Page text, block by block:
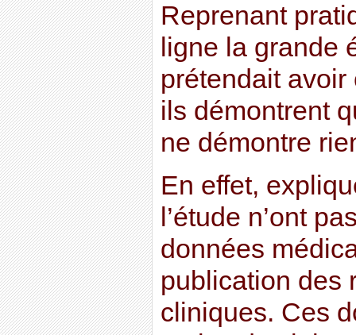
Reprenant
ligne la grande
prétendait
ils démontrent
ne démontre
En effet,
l’étude n’ont
données
publication des
cliniques. Ces